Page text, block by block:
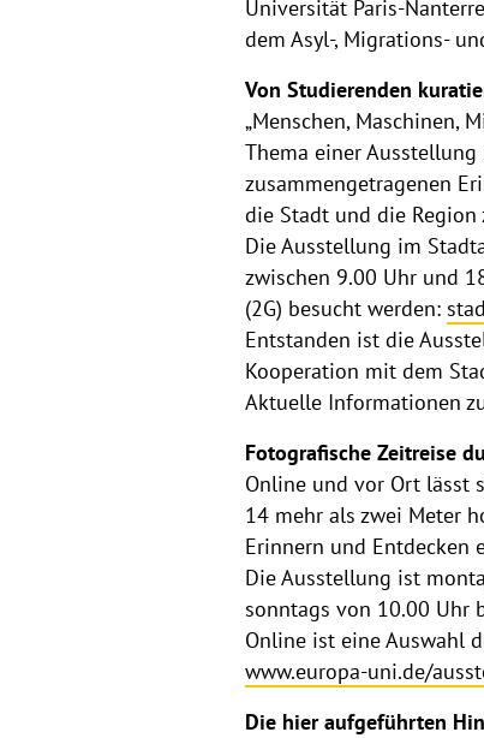
Universität Paris-
dem Asyl-, Migrations-
Von Studierenden
„Menschen, Maschinen,
Thema einer
zusammengetragenen
die Stadt und die
Die Ausstellung im
zwischen 9.00 Uhr und
(2G) besucht werden:
Entstanden ist die
Kooperation mit dem
Aktuelle Informationen
Fotografische Zeitreise
Online und vor Ort lässt
14 mehr als zwei Meter
Erinnern und Entdecken
Die Ausstellung ist
sonntags von 10.00 Uhr
Online ist eine Auswahl
www.europa-uni.de/
Die hier aufgeführten